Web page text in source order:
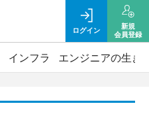
ログイン
新規
会員登録
インフラ エンジニアの生き